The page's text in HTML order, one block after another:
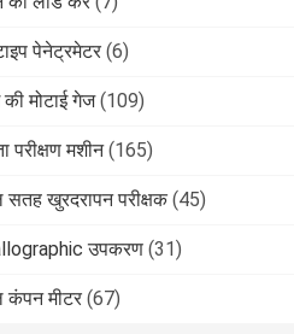
पेनेट्रमेटर (6)
की मोटाई गेज (109)
परीक्षण मशीन (165)
सतह खुरदरापन परीक्षक (45)
उपकरण (31)
कंपन मीटर (67)